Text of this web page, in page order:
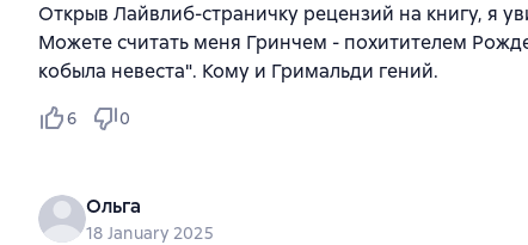
Открыв Лайвлиб-страничку рецензий на книгу, я
Можете считать меня Гринчем - похитителем
кобыла невеста". Кому и Гримальди гений.
6 0
Ольга
18 January 2025